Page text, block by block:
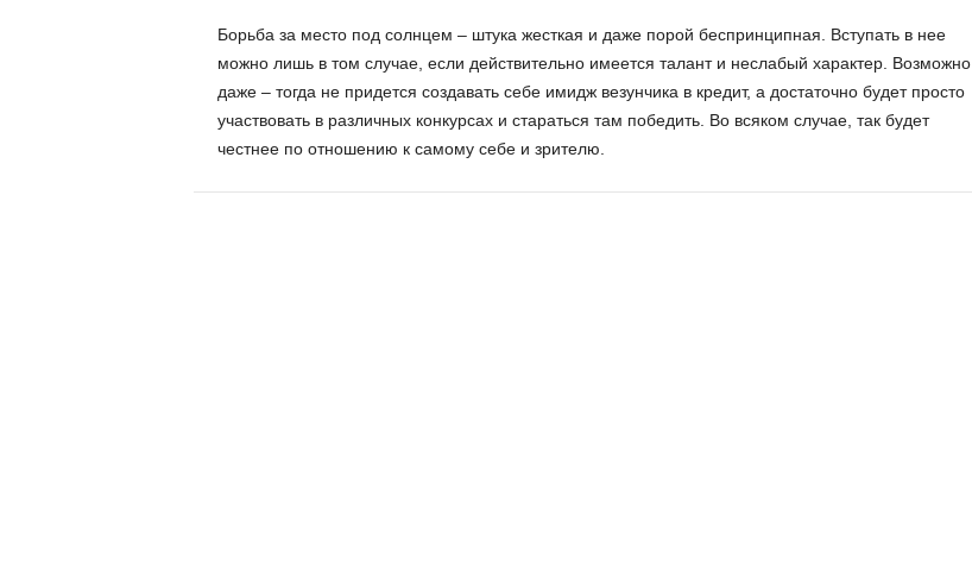
Борьба за место под солнцем – штука жесткая и даже порой беспринципная. Вступать в нее
можно лишь в том случае, если действительно имеется талант и неслабый характер. Возможно
даже – тогда не придется создавать себе имидж везунчика в кредит, а достаточно будет просто
участвовать в различных конкурсах и стараться там победить. Во всяком случае, так будет
честнее по отношению к самому себе и зрителю.